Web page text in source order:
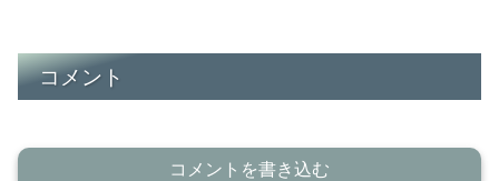
コメント
コメントを書き込む